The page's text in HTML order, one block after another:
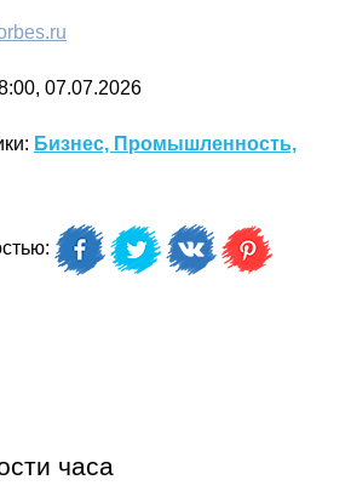
07.07.2026
Бизнес, Промышленность,
часа